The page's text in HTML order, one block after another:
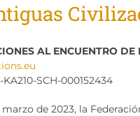
AL ENCUENTRO DE
KA210-SCH-000152434
de 2023, la